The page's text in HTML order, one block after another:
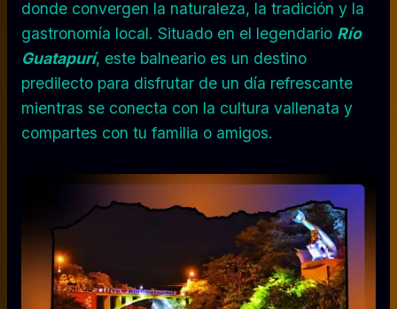
donde convergen la naturaleza, la tradición y la
gastronomía local. Situado en el legendario Río
Guatapurí, este balneario es un destino
predilecto para disfrutar de un día refrescante
mientras se conecta con la cultura vallenata y
compartes con tu familia o amigos.